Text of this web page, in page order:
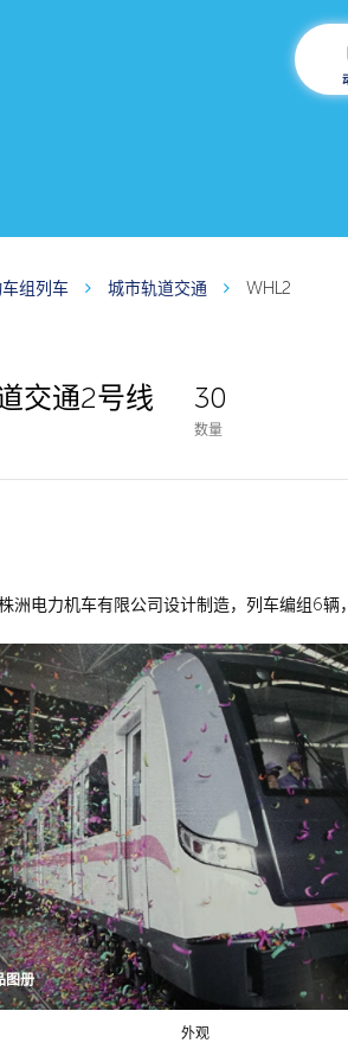
组列车 城市轨道交通 WHL2
交通2号线 30
数量
洲电力机车有限公司设计制造，列车编组6
图册
外观